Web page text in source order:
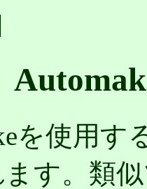
を使用
す。類